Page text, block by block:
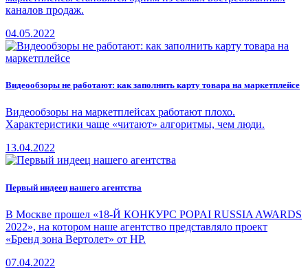
каналов продаж.
04.05.2022
Видеообзоры не работают: как заполнить карту товара на маркетплейсе
Видеообзоры на маркетплейсах работают плохо.
Характеристики чаще «читают» алгоритмы, чем люди.
13.04.2022
Первый индеец нашего агентства
В Москве прошел «18-Й КОНКУРС POPAI RUSSIA AWARDS
2022», на котором наше агентство представляло проект
«Бренд зона Вертолет» от HР.
07.04.2022